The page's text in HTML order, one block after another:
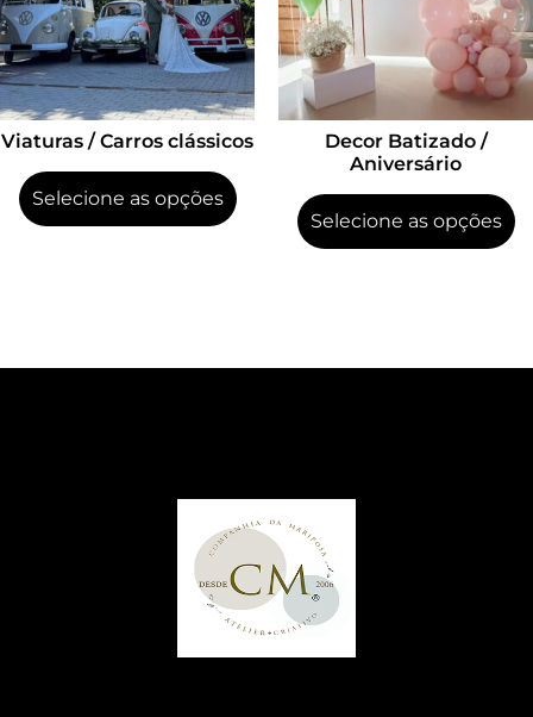
Viaturas / Carros clássicos
Selecione as opções
Decor Batizado /
Aniversário
Selecione as opções